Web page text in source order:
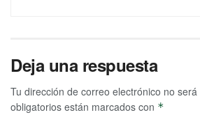
Deja una respuesta
Tu dirección de correo electrónico no será
obligatorios están marcados con *